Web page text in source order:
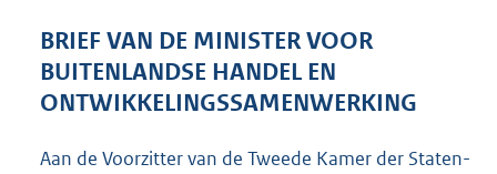
K
b
BRIEF VAN DE MINISTER VOOR
BUITENLANDSE HANDEL EN
ONTWIKKELINGSSAMENWERKING
Aan de Voorzitter van de Tweede Kamer der Staten-